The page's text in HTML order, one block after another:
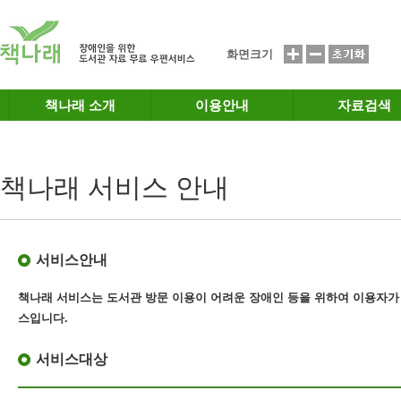
화면크기
책나래 소개 이용안내 자료검색
책나래 서비스 안내
서비스안내
책나래 서비스는 도서관 방문 이용이 어려운 장애인 등을 위하여 이용자
스입니다.
서비스대상